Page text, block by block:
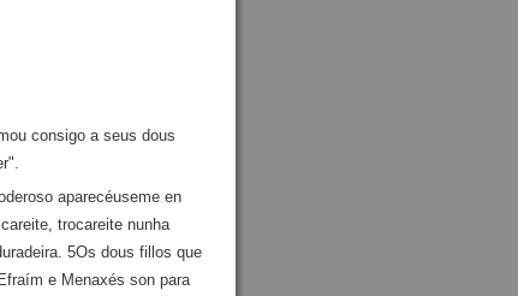
consigo a seus dous
aparecéuseme en
trocareite nunha
5Os dous fillos que
e Menaxés son para